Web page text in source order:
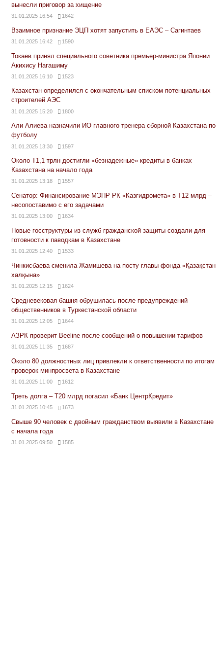
вынесли приговор за хищение
31.01.2025 16:54 1642
Взаимное признание ЭЦП хотят запустить в ЕАЭС – Сагинтаев
31.01.2025 16:42 1590
Токаев принял специального советника премьер-министра Японии
Акихису Нагашиму
31.01.2025 16:10 1523
Казахстан определился с окончательным списком потенциальных
строителей АЭС
31.01.2025 15:20 1800
Али Алиева назначили ИО главного тренера сборной Казахстана по
футболу
31.01.2025 13:30 1597
Около Т1,1 трлн достигли «безнадежные» кредиты в банках
Казахстана на начало года
31.01.2025 13:18 1557
Сенатор: Финансирование МЭПР РК «Казгидромета» в Т12 млрд –
несопоставимо с его задачами
31.01.2025 13:00 1634
Новые госструктуры из служб гражданской защиты создали для
готовности к паводкам в Казахстане
31.01.2025 12:40 1533
Чинкисбаева сменила Жамишева на посту главы фонда «Қазақстан
халқына»
31.01.2025 12:15 1624
Средневековая башня обрушилась после предупреждений
общественников в Туркестанской области
31.01.2025 12:05 1644
АЗРК проверит Beeline после сообщений о повышении тарифов
31.01.2025 11:35 1687
Около 80 должностных лиц привлекли к ответственности по итогам
проверок минпросвета в Казахстане
31.01.2025 11:00 1612
Треть долга – Т20 млрд погасил «Банк ЦентрКредит»
31.01.2025 10:45 1673
Свыше 90 человек с двойным гражданством выявили в Казахстане
с начала года
31.01.2025 09:50 1585